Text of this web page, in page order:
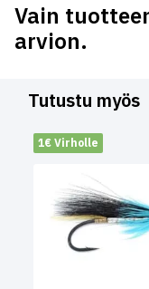
Vain
arvion.
Tutustu myös
1€ Virholle